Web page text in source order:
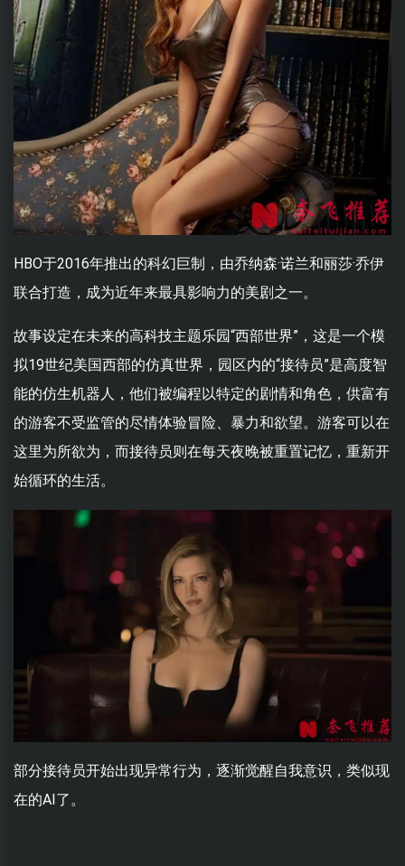
HBO于2016年推出的科幻巨制，由乔纳森·诺兰和丽莎·乔伊
联合打造，成为近年来最具影响力的美剧之一。
故事设定在未来的高科技主题乐园“西部世界”，这是一个模
拟19世纪美国西部的仿真世界，园区内的“接待员”是高度智
能的仿生机器人，他们被编程以特定的剧情和角色，供富有
的游客不受监管的尽情体验冒险、暴力和欲望。游客可以在
这里为所欲为，而接待员则在每天夜晚被重置记忆，重新开
始循环的生活。
部分接待员开始出现异常行为，逐渐觉醒自我意识，类似现
在的AI了。